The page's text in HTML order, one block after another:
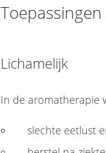
Lichamelijk
In de aromatherapie
slechte eetlust